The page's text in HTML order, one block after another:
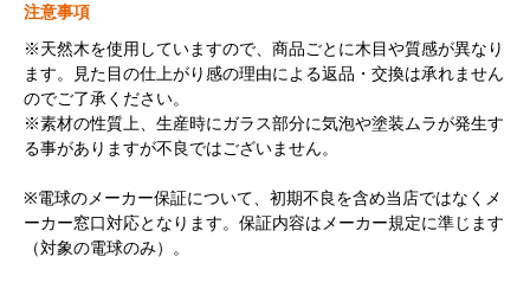
注意事項
※天然木を使用していますので、商品ごとに木目や質感が異なり
ます。見た目の仕上がり感の理由による返品・交換は承れません
のでご了承ください。
※素材の性質上、生産時にガラス部分に気泡や塗装ムラが発生す
る事がありますが不良ではございません。
※電球のメーカー保証について、初期不良を含め当店ではなくメ
ーカー窓口対応となります。保証内容はメーカー規定に準じます
（対象の電球のみ）。